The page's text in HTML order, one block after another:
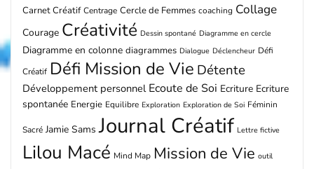
Carnet Créatif Centrage Cercle de Femmes coaching Collage
Courage Créativité Dessin spontané Diagramme en cercle
Diagramme en colonne diagrammes Dialogue Déclencheur Défi
Créatif Défi Mission de Vie Détente
Développement personnel Ecoute de Soi Ecriture Ecriture
spontanée Energie Equilibre Exploration Exploration de Soi Féminin
Sacré Jamie Sams Journal Créatif Lettre fictive
Lilou Macé Mind Map Mission de Vie outil